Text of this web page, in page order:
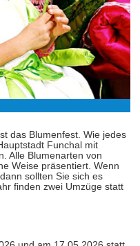
das Blumenfest. Wie jedes
Funchal mit
Alle Blumenarten von
Weise präsentiert. Wenn
sollten Sie sich es
finden zwei Umzüge statt